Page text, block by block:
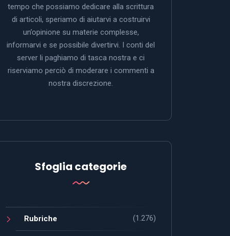
tempo che possiamo dedicare alla scrittura
di articoli, speriamo di aiutarvi a costruirvi
un’opinione su materie complesse,
informarvi e se possibile divertirvi. I conti del
server li paghiamo di tasca nostra e ci
riserviamo perciò di moderare i commenti a
nostra discrezione.
Sfoglia categorie
Rubriche (1.276)